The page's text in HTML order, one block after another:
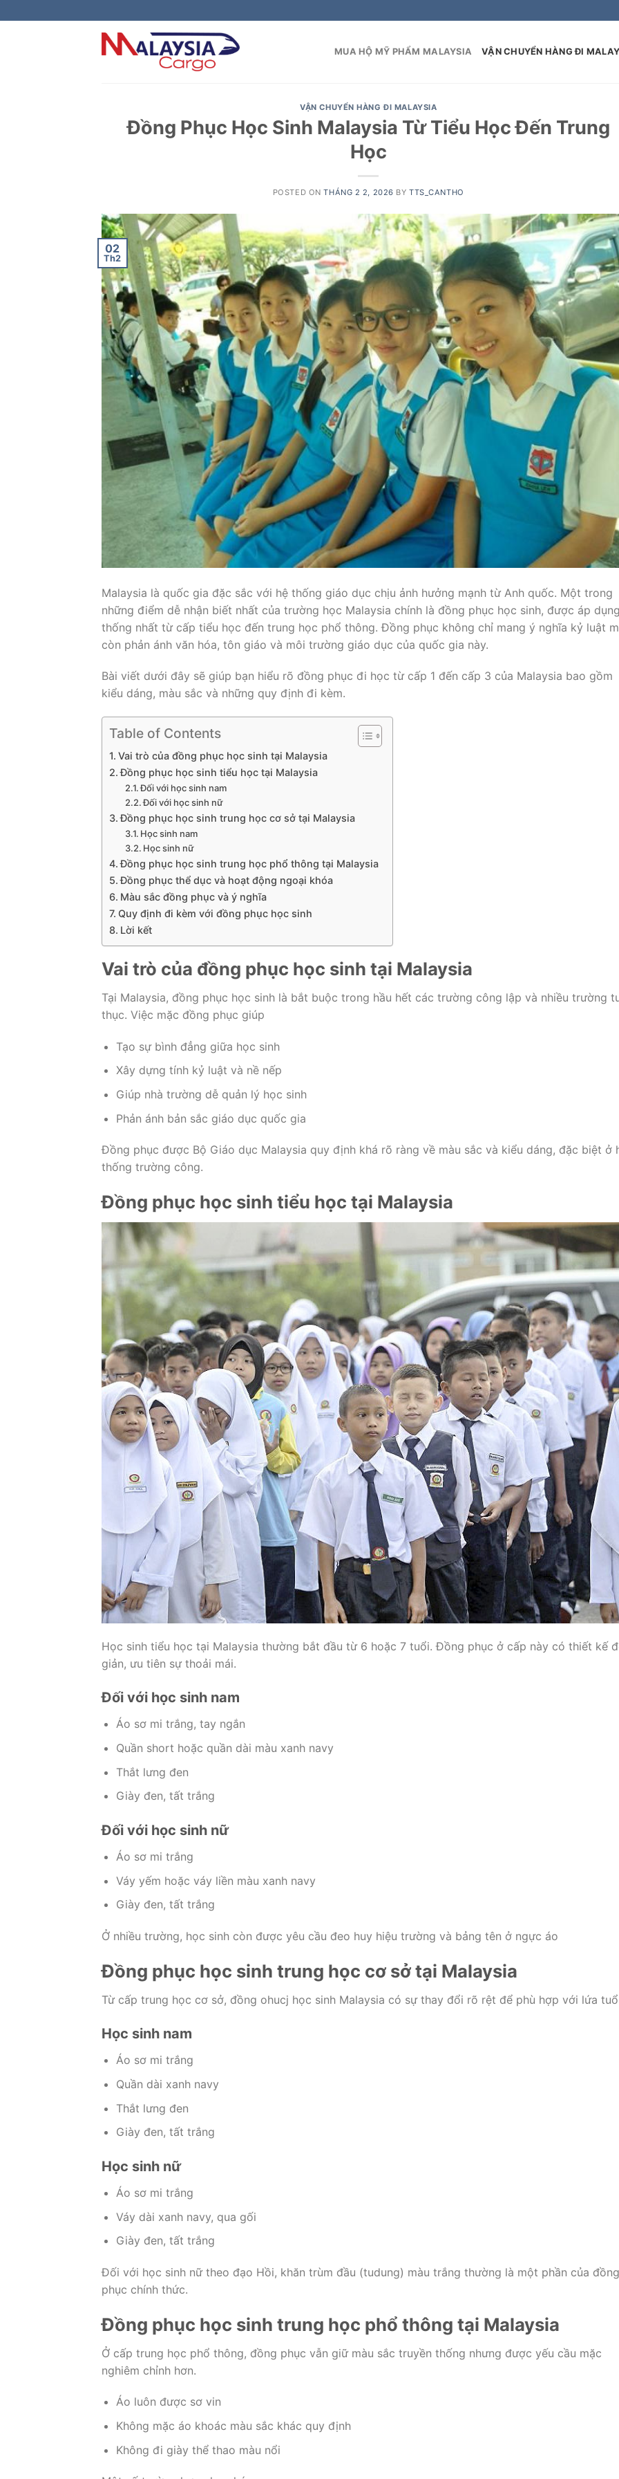
to
MUA HỘ MỸ PHẨM MALAYSIA VẬN CHUYỂN HÀNG ĐI
VẬN CHUYỂN HÀNG ĐI MALAYSIA
Đồng Phục Học Sinh Malaysia Từ Tiểu Học Đến Trung
Học
POSTED ONTHÁNG 2 2, 2026 BYTTS_CANTHO
02
Th2
Malaysia là quốc gia đặc sắc với hệ thống giáo dục chịu ảnh hưởng mạnh từ Anh quốc. Một trong
những điểm dễ nhận biết nhất của trường học Malaysia chính là đồng phục học sinh, được áp
thống nhất từ cấp tiểu học đến trung học phổ thông. Đồng phục không chỉ mang ý nghĩa kỷ luật
còn phản ánh văn hóa, tôn giáo và môi trường giáo dục của quốc gia này.
Bài viết dưới đây sẽ giúp bạn hiểu rõ đồng phục đi học từ cấp 1 đến cấp 3 của Malaysia bao gồm
kiểu dáng, màu sắc và những quy định đi kèm.
Table of Contents
Vai trò của đồng phục học sinh tại Malaysia
Đồng phục học sinh tiểu học tại Malaysia
Đối với học sinh nam
Đối với học sinh nữ
Đồng phục học sinh trung học cơ sở tại Malaysia
Học sinh nam
Học sinh nữ
Đồng phục học sinh trung học phổ thông tại Malaysia
Đồng phục thể dục và hoạt động ngoại khóa
Màu sắc đồng phục và ý nghĩa
Quy định đi kèm với đồng phục học sinh
Lời kết
Vai trò của đồng phục học sinh tại Malaysia
Tại Malaysia, đồng phục học sinh là bắt buộc trong hầu hết các trường công lập và nhiều trường
thục. Việc mặc đồng phục giúp
Tạo sự bình đẳng giữa học sinh
Xây dựng tính kỷ luật và nề nếp
Giúp nhà trường dễ quản lý học sinh
Phản ánh bản sắc giáo dục quốc gia
Đồng phục được Bộ Giáo dục Malaysia quy định khá rõ ràng về màu sắc và kiểu dáng, đặc biệt ở
thống trường công.
Đồng phục học sinh tiểu học tại Malaysia
Học sinh tiểu học tại Malaysia thường bắt đầu từ 6 hoặc 7 tuổi. Đồng phục ở cấp này có thiết kế
giản, ưu tiên sự thoải mái.
Đối với học sinh nam
Áo sơ mi trắng, tay ngắn
Quần short hoặc quần dài màu xanh navy
Thắt lưng đen
Giày đen, tất trắng
Đối với học sinh nữ
Áo sơ mi trắng
Váy yếm hoặc váy liền màu xanh navy
Giày đen, tất trắng
Ở nhiều trường, học sinh còn được yêu cầu đeo huy hiệu trường và bảng tên ở ngực áo
Đồng phục học sinh trung học cơ sở tại Malaysia
Từ cấp trung học cơ sở, đồng ohucj học sinh Malaysia có sự thay đổi rõ rệt để phù hợp với lứa
Học sinh nam
Áo sơ mi trắng
Quần dài xanh navy
Thắt lưng đen
Giày đen, tất trắng
Học sinh nữ
Áo sơ mi trắng
Váy dài xanh navy, qua gối
Giày đen, tất trắng
Đối với học sinh nữ theo đạo Hồi, khăn trùm đầu (tudung) màu trắng thường là một phần của đồng
phục chính thức.
Đồng phục học sinh trung học phổ thông tại Malaysia
Ở cấp trung học phổ thông, đồng phục vẫn giữ màu sắc truyền thống nhưng được yếu cầu mặc
nghiêm chỉnh hơn.
Áo luôn được sơ vin
Không mặc áo khoác màu sắc khác quy định
Không đi giày thể thao màu nổi